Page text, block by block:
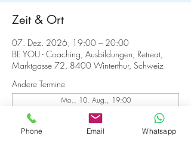
Zeit & Ort
07. Dez. 2026, 19:00 – 20:00
BE YOU - Coaching, Ausbildungen, Retreat,
Marktgasse 72, 8400 Winterthur, Schweiz
Andere Termine
Mo., 10. Aug., 19:00
Mo., 17. Aug., 19:00
Mo., 24. Aug., 19:00
Phone Email Whatsapp